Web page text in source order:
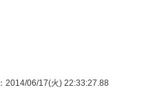
：2014/06/17(火) 22:33:27.88